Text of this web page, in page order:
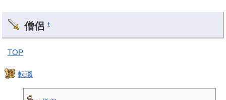
僧侶 †
TOP
転職